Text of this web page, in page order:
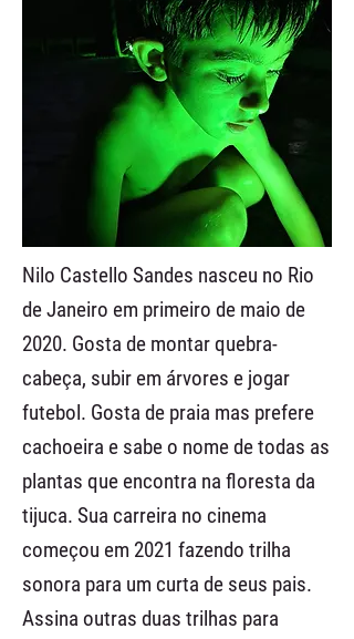
Nilo Castello Sandes nasceu no Rio
de Janeiro em primeiro de maio de
2020. Gosta de montar quebra-
cabeça, subir em árvores e jogar
futebol. Gosta de praia mas prefere
cachoeira e sabe o nome de todas as
plantas que encontra na floresta da
tijuca. Sua carreira no cinema
começou em 2021 fazendo trilha
sonora para um curta de seus pais.
Assina outras duas trilhas para